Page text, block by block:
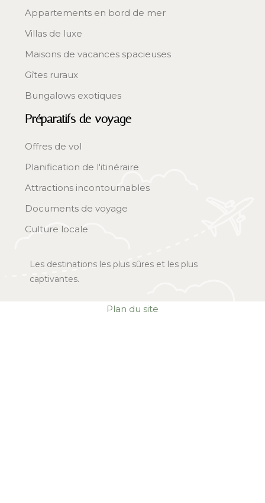
Appartements en bord de mer
Villas de luxe
Maisons de vacances spacieuses
Gîtes ruraux
Bungalows exotiques
Préparatifs de voyage
Offres de vol
Planification de l'itinéraire
Attractions incontournables
Documents de voyage
Culture locale
Les destinations les plus sûres et les plus
captivantes.
Plan du site